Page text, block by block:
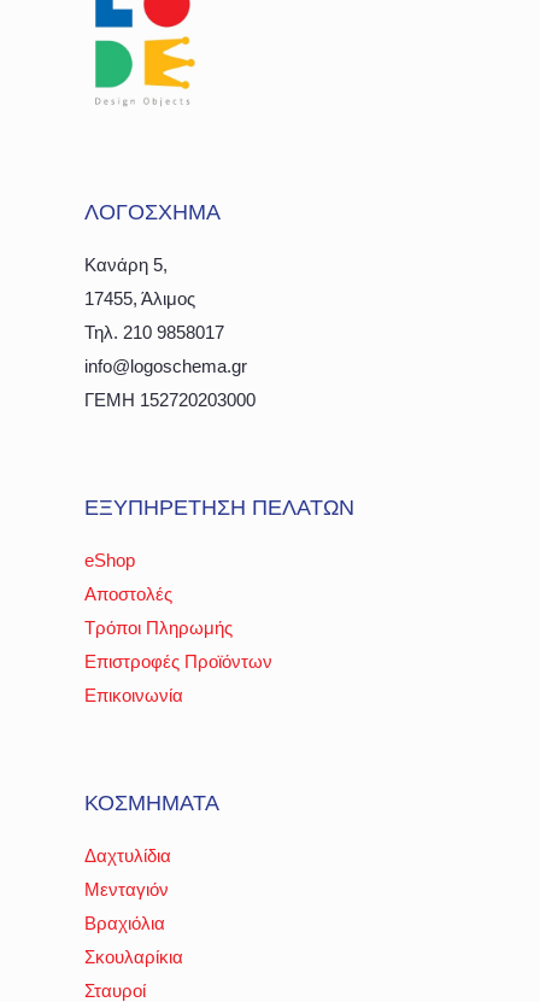
ΛΟΓΟΣΧΗΜΑ
Κανάρη 5,
17455, Άλιμος
Τηλ. 210 9858017
info@logoschema.gr
ΓΕΜΗ 152720203000
ΕΞΥΠΗΡΕΤΗΣΗ ΠΕΛΑΤΩΝ
eShop
Αποστολές
Τρόποι Πληρωμής
Επιστροφές Προϊόντων
Επικοινωνία
ΚΟΣΜΗΜΑΤΑ
Δαχτυλίδια
Μενταγιόν
Βραχιόλια
Σκουλαρίκια
Σταυροί